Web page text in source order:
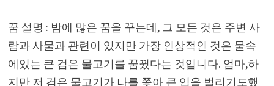
꿈 설명 : 밤에 많은 꿈을 꾸는데, 그 모든 것은 주변 사
람과 사물과 관련이 있지만 가장 인상적인 것은 물속
에있는 큰 검은 물고기를 꿈꿨다는 것입니다. 엄마,하
지만 저 검은 물고기가 나를 쫓아 큰 입을 벌리기도했